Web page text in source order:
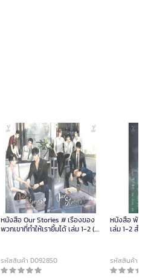
หนังสือ Our Stories # เรื่องของ
พวกเขาที่ทำให้เรายิ้มได้ เล่ม 1-2 (2
รหัสสินค้า D092850
หนังสือ พันธ
เล่ม 1-2 สำ
รหัสสินค้า